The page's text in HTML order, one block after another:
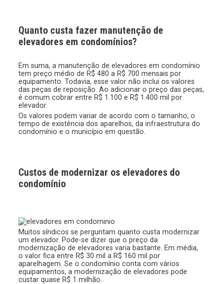
Quanto custa fazer manutenção de
elevadores em condomínios?
Em suma, a manutenção de elevadores em condomínio
tem preço médio de R$ 480 a R$ 700 mensais por
equipamento. Todavia, esse valor não inclui os valores
das peças de reposição. Ao adicionar o preço das peças,
é comum cobrar entre R$ 1.100 e R$ 1.400 mil por
elevador.
Os valores podem variar de acordo com o tamanho, o
tempo de existência dos aparelhos, da infraestrutura do
condomínio e o município em questão.
Custos de modernizar os elevadores do
condomínio
Muitos síndicos se perguntam quanto custa modernizar
um elevador. Pode-se dizer que o preço da
modernização de elevadores varia bastante. Em média,
o valor fica entre R$ 30 mil a R$ 160 mil por
aparelhagem. Se o condomínio conta com vários
equipamentos, a modernização de elevadores pode
custar quase R$ 1 milhão.